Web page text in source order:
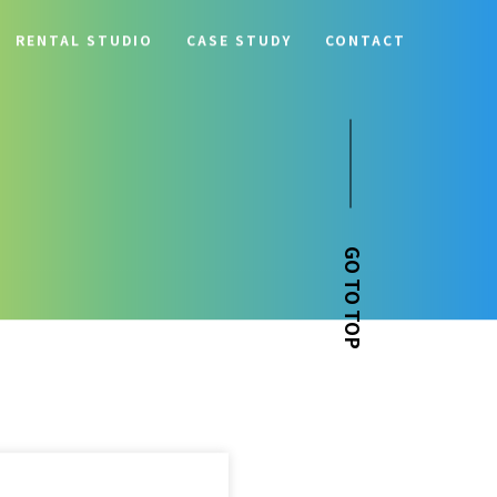
RENTAL STUDIO CASE STUDY CONTACT
GO TO TOP